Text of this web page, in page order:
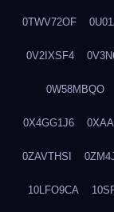
0TWV72OF
0V2IXSF4
0W58MBQO
0X4GG1J6
0ZAVTHSI
10LFO9CA